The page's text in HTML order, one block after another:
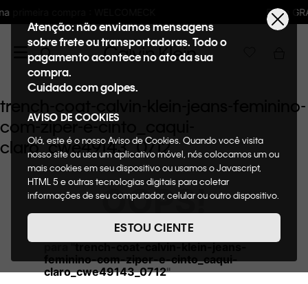
Frete GRÁTIS nas compras acima
Atenção: não enviamos mensagens
sobre frete ou transportadoras. Todo o
pagamento acontece no ato da sua
compra.
Cuidado com golpes.
AVISO DE COOKIES
Olá, este é o nosso Aviso de Cookies. Quando você visita
nosso site ou usa um aplicativo móvel, nós colocamos um ou
mais cookies em seu dispositivo ou usamos o Javascript,
HTML 5 e outras tecnologias digitais para coletar
informações de seu computador, celular ou outro dispositivo.
de cookies, informaremos quais cookies usaremos e quais
suas funções. A forma como processamos os dados
nosso Aviso de Privacidade. Quando você visita nosso site,
consideraremos isso como sua solicitação específica para
ESTOU CIENTE
trench-coat-calvin-klein-jeans-feminino-
com-ziper-e-cinto_caqui-
claro_cwe49143_0712
OOPS!
Não encontramos nenhum resultado
feminino-com-ziper-e-cinto_caqui-
claro_cwe49143_0712"